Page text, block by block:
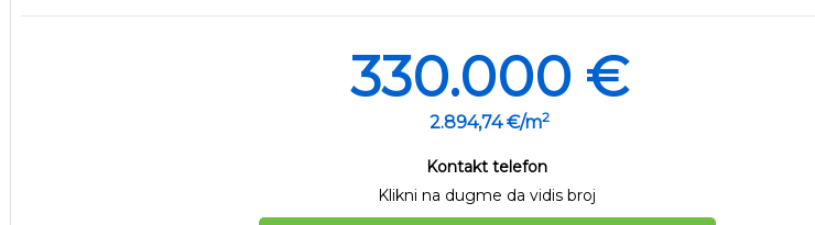
330.000 €
2.894,74 €/m2
Kontakt telefon
Klikni na dugme da vidis broj